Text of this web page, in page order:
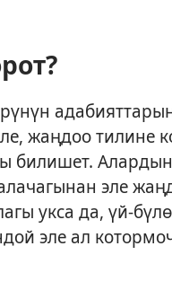
жаңдоо тилине
билишет.
эле
укса да, үй-
эле ал